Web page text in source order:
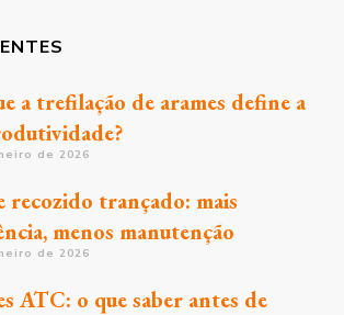
a trefilação de arames define a
de 2026
recozido trançado: mais
menos manutenção
de 2026
ATC: o que saber antes de